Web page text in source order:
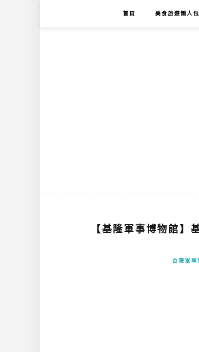
首頁 美食旅遊懶人包
【基隆軍事博物館】
台灣軍事